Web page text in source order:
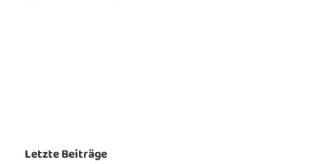
Letzte Beiträge